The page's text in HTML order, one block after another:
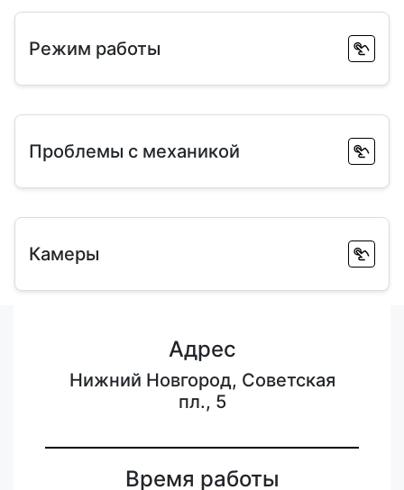
Режим работы
Проблемы с механикой
Камеры
Адрес
Нижний Новгород, Советская
пл., 5
Время работы